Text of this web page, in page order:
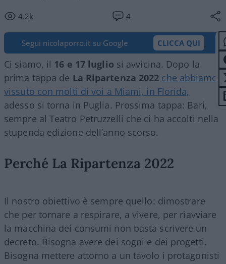
4.2k 4
Segui nicolaporro.it su Google CLICCA QUI
Ci siamo, il 16 e 17 luglio si avvicina. Dopo la
prima tappa de La Ripartenza 2022 che abbiamo
vissuto con molti di voi a Miami, in Florida,
adesso si torna in Puglia. Prossima tappa: Bari,
sempre al Teatro Petruzzelli che ci ha accolti nella
stupenda edizione dell’anno scorso.
Perché La Ripartenza 2022
Il nostro obiettivo è sempre quello: dimostrare
che per tornare a respirare, a vivere, per riavviare
la macchina dei consumi non basta scrivere un
decreto. Bisogna avere dei sogni e dei progetti.
Bisogna mettere attorno a un tavolo i protagonisti